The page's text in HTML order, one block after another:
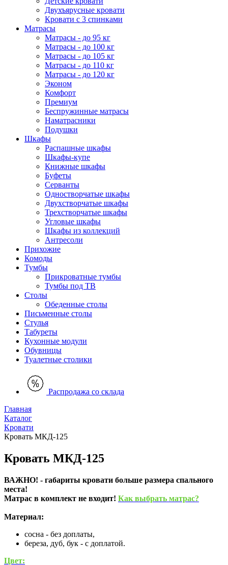
Двухъярусные кровати
Кровати с 3 спинками
Матрасы
Матрасы - до 95 кг
Матрасы - до 100 кг
Матрасы - до 105 кг
Матрасы - до 110 кг
Матрасы - до 120 кг
Эконом
Комфорт
Премиум
Беспружинные матрасы
Наматрасники
Подушки
Шкафы
Распашные шкафы
Шкафы-купе
Книжные шкафы
Буфеты
Серванты
Одностворчатые шкафы
Двухстворчатые шкафы
Трехстворчатые шкафы
Угловые шкафы
Шкафы из коллекций
Антресоли
Прихожие
Комоды
Тумбы
Прикроватные тумбы
Тумбы под ТВ
Столы
Обеденные столы
Письменные столы
Стулья
Табуреты
Кухонные модули
Обувницы
Туалетные столики
Распродажа со склада
Главная
Каталог
Кровати
Кровать МКД-125
Кровать МКД-125
ВАЖНО! - габариты кровати больше размера спального
места!
Матрас в комплект не входит! Как выбрать матрас?
Материал:
сосна - без доплаты,
береза, дуб, бук - с доплатой.
Цвет: